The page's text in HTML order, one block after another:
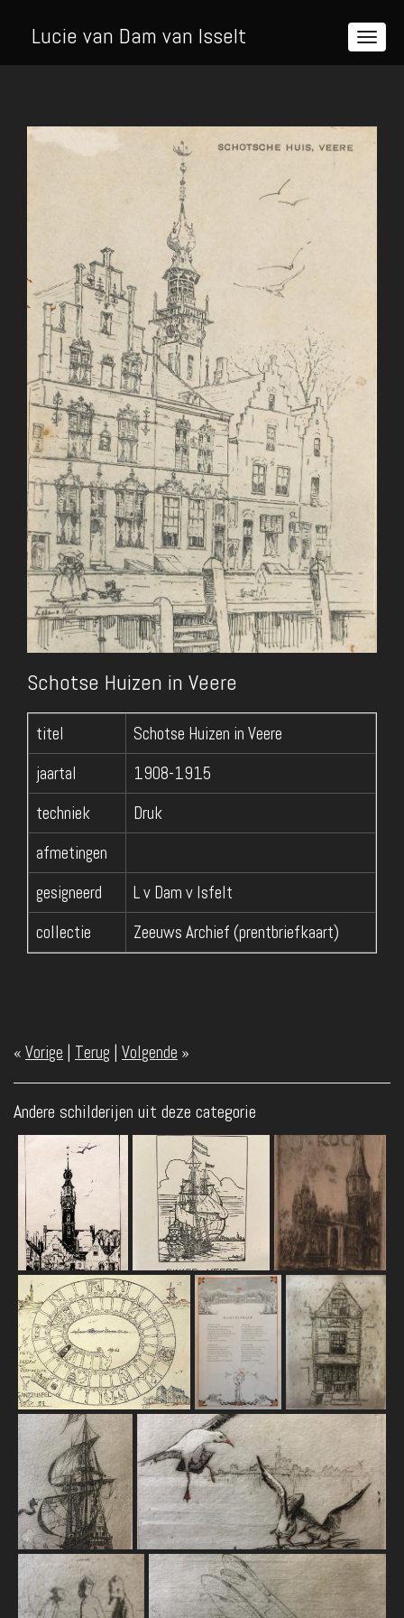
Lucie van Dam van Isselt
Schotse Huizen in Veere
titel
Schotse Huizen in Veere
jaartal
1908-1915
techniek
Druk
afmetingen
gesigneerd
L v Dam v Isfelt
collectie
Zeeuws Archief (prentbriefkaart)
« Vorige | Terug | Volgende »
Andere schilderijen uit deze categorie